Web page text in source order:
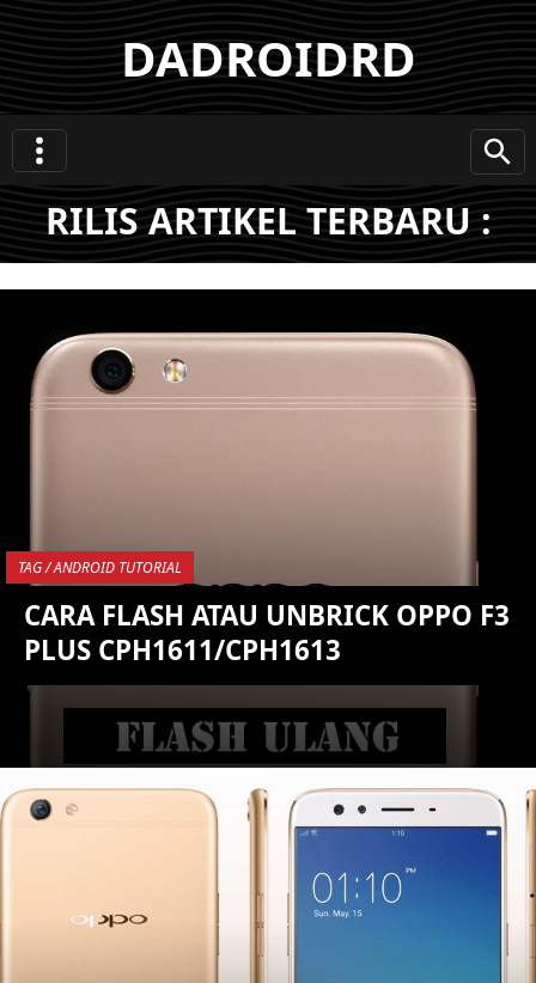
DADROIDRD
RILIS ARTIKEL TERBARU :
TAG / ANDROID TUTORIAL
CARA FLASH ATAU UNBRICK OPPO F3
PLUS CPH1611/CPH1613